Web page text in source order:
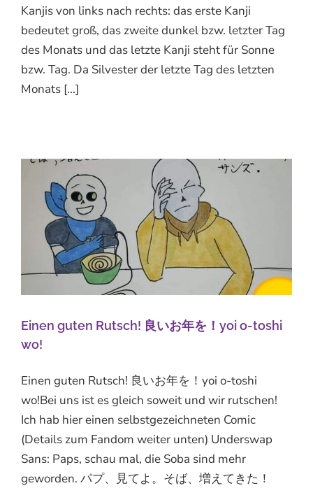
Kanjis von links nach rechts: das erste Kanji
bedeutet groß, das zweite dunkel bzw. letzter Tag
des Monats und das letzte Kanji steht für Sonne
bzw. Tag. Da Silvester der letzte Tag des letzten
Monats [...]
Einen guten Rutsch! 良いお年を！yoi o-toshi
wo!
Einen guten Rutsch! 良いお年を！yoi o-toshi
wo!Bei uns ist es gleich soweit und wir rutschen!
Ich hab hier einen selbstgezeichneten Comic
(Details zum Fandom weiter unten) Underswap
Sans: Paps, schau mal, die Soba sind mehr
geworden. パプ、見てよ。そば、増えてきた！